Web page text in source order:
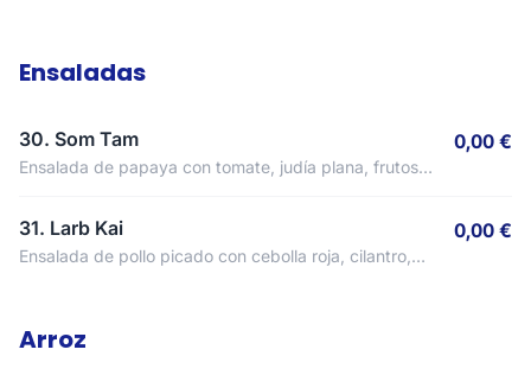
Ensaladas
30. Som Tam
Ensalada de papaya con tomate, judía plana, frutos
0,00 €
31. Larb Kai
Ensalada de pollo picado con cebolla roja, cilantro,
0,00 €
Arroz